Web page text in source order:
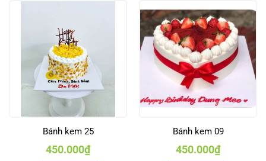
Bánh kem 25
450.000₫
Bánh kem 09
450.000₫